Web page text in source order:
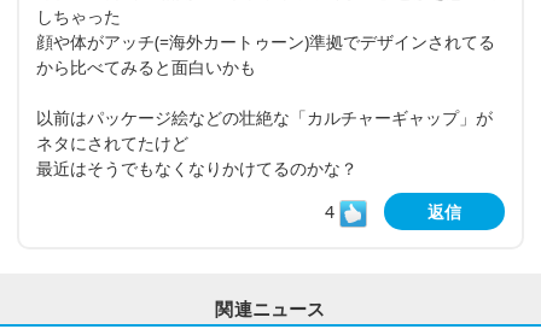
しちゃった
顔や体がアッチ(=海外カートゥーン)準拠でデザインされてる
から比べてみると面白いかも
以前はパッケージ絵などの壮絶な「カルチャーギャップ」が
ネタにされてたけど
最近はそうでもなくなりかけてるのかな？
4
返信
関連ニュース